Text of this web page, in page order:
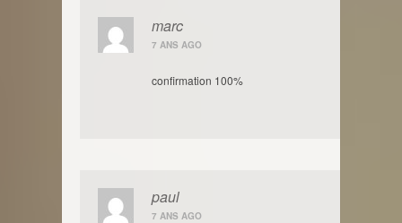
marc
7 ANS AGO
confirmation 100%
paul
7 ANS AGO